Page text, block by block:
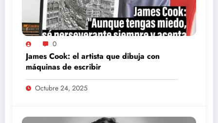
0
James Cook: el artista que dibuja con
máquinas de escribir
Octubre 24, 2025